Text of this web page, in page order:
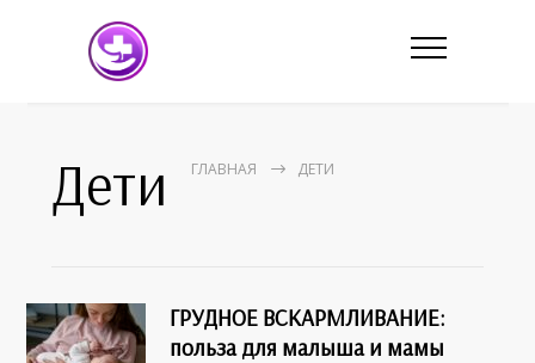
Дети ГЛАВНАЯ ДЕТИ
ГРУДНОЕ ВСКАРМЛИВАНИЕ:
польза для малыша и мамы